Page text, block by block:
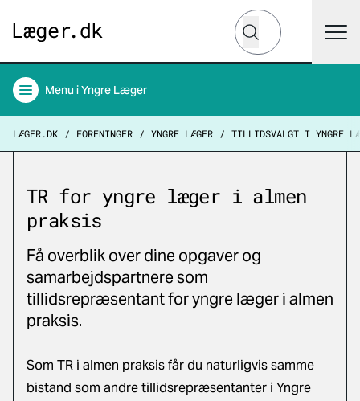
Hvad leder du efter?
Søg
Menu i Yngre Læger
LÆGER.DK FORENINGER YNGRE LÆGER TILLIDSVALGT I YNGRE
TR for yngre læger i almen
praksis
Få overblik over dine opgaver og
samarbejdspartnere som
tillidsrepræsentant for yngre læger i almen
praksis.
Som TR i almen praksis får du naturligvis samme
bistand som andre tillidsrepræsentanter i Yngre